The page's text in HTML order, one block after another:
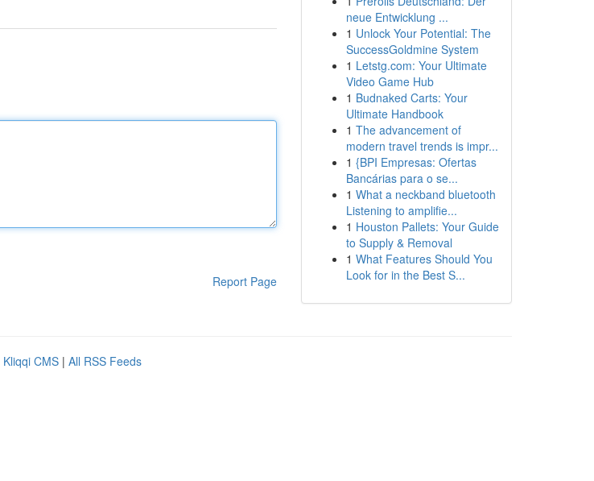
Report Page
neue Entwicklung ...
1 Unlock Your Potential: The
SuccessGoldmine System
1 Letstg.com: Your Ultimate
Video Game Hub
1 Budnaked Carts: Your
Ultimate Handbook
1 The advancement of
modern travel trends is impr...
1 {BPI Empresas: Ofertas
Bancárias para o se...
1 What a neckband bluetooth
Listening to amplifie...
1 Houston Pallets: Your Guide
to Supply & Removal
1 What Features Should You
Look for in the Best S...
Kliqqi CMS | All RSS Feeds